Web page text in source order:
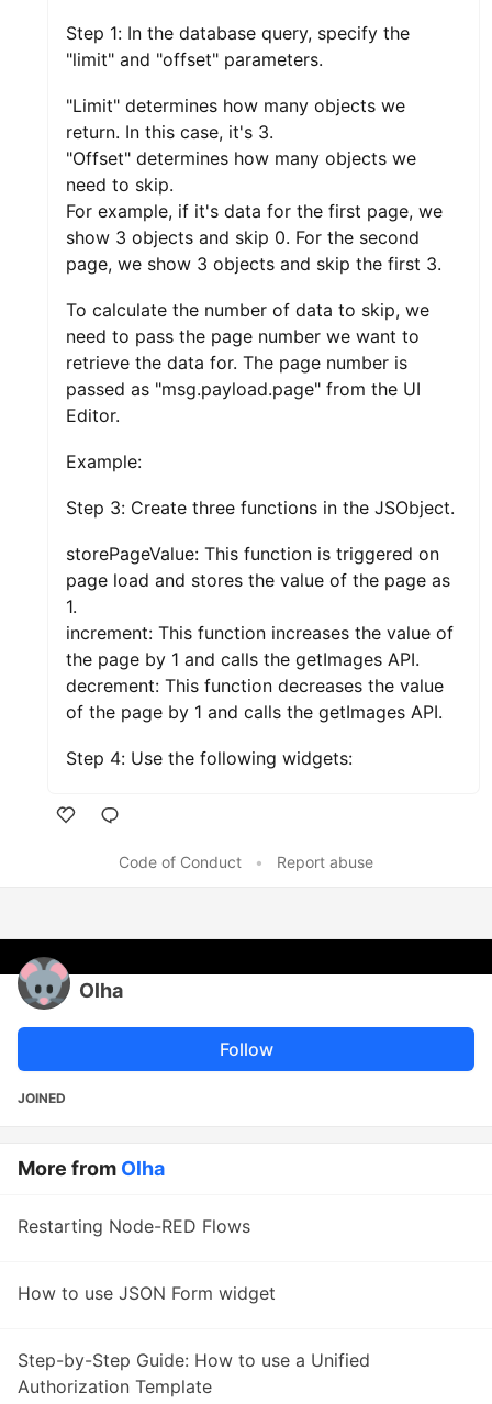
Step 1: In the database query, specify the
"limit" and "offset" parameters.
"Limit" determines how many objects we
return. In this case, it's 3.
"Offset" determines how many objects we
need to skip.
For example, if it's data for the first page, we
show 3 objects and skip 0. For the second
page, we show 3 objects and skip the first 3.
To calculate the number of data to skip, we
need to pass the page number we want to
retrieve the data for. The page number is
passed as "msg.payload.page" from the UI
Editor.
Example:
Step 3: Create three functions in the JSObject.
storePageValue: This function is triggered on
page load and stores the value of the page as
1.
increment: This function increases the value of
the page by 1 and calls the getImages API.
decrement: This function decreases the value
of the page by 1 and calls the getImages API.
Step 4: Use the following widgets:
Code of Conduct
• Report abuse
Olha
Follow
JOINED
More from Olha
Restarting Node-RED Flows
How to use JSON Form widget
Step-by-Step Guide: How to use a Unified
Authorization Template